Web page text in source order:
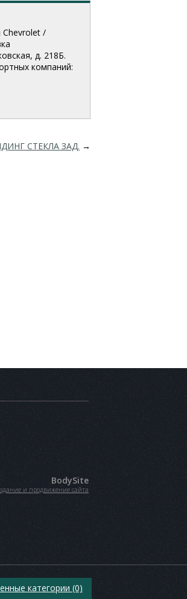
Chevrolet /
д. 218Б.
компаний:
СТЕКЛА ЗАД. →
BodySite
и продвижение сайта
категории (0)